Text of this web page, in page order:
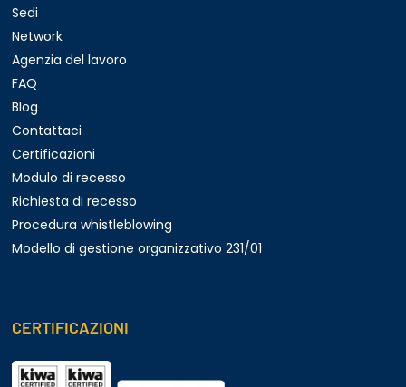
Sedi
Network
Agenzia del lavoro
FAQ
Blog
Contattaci
Certificazioni
Modulo di recesso
Richiesta di recesso
Procedura whistleblowing
Modello di gestione organizzativo 231/01
CERTIFICAZIONI